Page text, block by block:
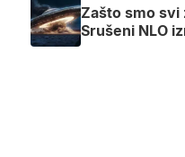
Zašto smo svi
Srušeni NLO